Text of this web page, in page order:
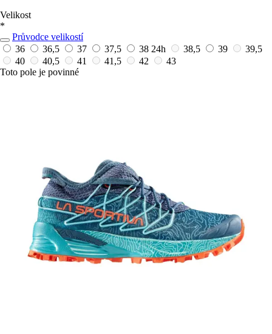
Velikost
*
Průvodce velikostí
36
36,5 37 37,5 38 24h 38,5 39
39,5
40
40,5 41 41,5 42
43
Toto pole je povinné